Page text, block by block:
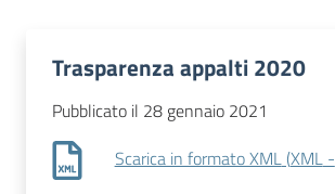
Trasparenza appalti 2020
Pubblicato il 28 gennaio 2021
Scarica in formato XML(XML-